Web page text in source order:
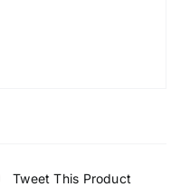
Tweet This Product